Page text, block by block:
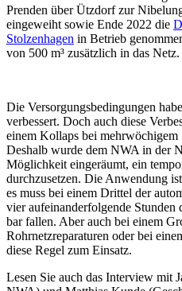
Prenden über Ützdorf zur
eingeweiht sowie Ende 2022 die
Stolzenhagen in Betrieb
von 500 m³ zusätzlich in das Netz.
Die Versorgungsbedingungen
verbessert. Doch auch diese
einem Kollaps bei mehrwöchigem
Deshalb wurde dem NWA in der
Möglichkeit eingeräumt, ein
durchzusetzen. Die Anwendung
es muss bei einem Drittel der
vier aufeinanderfolgende Stunden
bar fallen. Aber auch bei einem
Rohrnetzreparaturen oder bei
diese Regel zum Einsatz.
Lesen Sie auch das Interview mit